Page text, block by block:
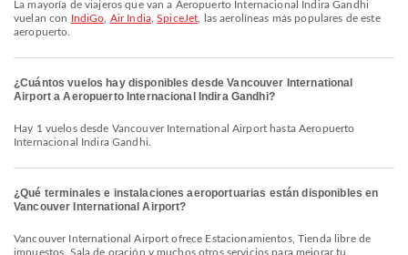
La mayoría de viajeros que van a Aeropuerto Internacional Indira Gandhi
vuelan con IndiGo Air India,SpiceJet , las aerolíneas más populares de este
aeropuerto.
¿Cuántos vuelos hay disponibles desde Vancouver International
Airport a Aeropuerto Internacional Indira Gandhi?
Hay 1 vuelos desde Vancouver International Airport hasta Aeropuerto
Internacional Indira Gandhi.
¿Qué terminales e instalaciones aeroportuarias están disponibles en
Vancouver International Airport?
Vancouver International Airport ofrece Estacionamientos, Tienda libre de
impuestos, Sala de oración y muchos otros servicios para mejorar tu